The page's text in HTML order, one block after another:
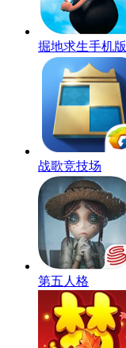
掘地求生手机版
战歌竞技场
第五人格